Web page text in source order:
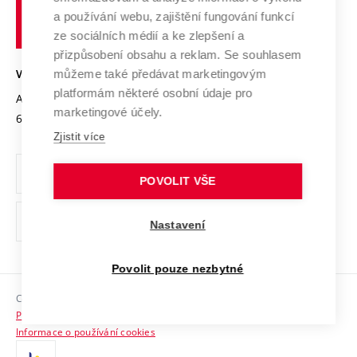
Transfer znalostí
Open Science
Projekty
Projekty ze strukturálních fondů
Specifický výzkum
Služby univerzity
Mezinárodní dohody
Univerzitní sítě
Podnikavá univerzita / ContriBUTe
Bezpečná univerzita
Vyznamenání
Organizační struktura
Ochrana osobních údajů
odkaz)
Sociální bezpečí
HR Award
učení
technické
VYSOKÉ UČENÍ TECHNICKÉ V BRNĚ
Antonínská 548/1
602 00 Brno
www.vut.cz
vut@vutbr.cz
Copyright © 2026 VUT
Prohlášení o přístupnosti
Informace o používání cookies
a používání webu, zajištění fungování funkcí
ze sociálních médií a ke zlepšení a
přizpůsobení obsahu a reklam. Se souhlasem
můžeme také předávat marketingovým
platformám některé osobní údaje pro
marketingové účely.
Zjistit více
POVOLIT VŠE
Nastavení
Povolit pouze nezbytné